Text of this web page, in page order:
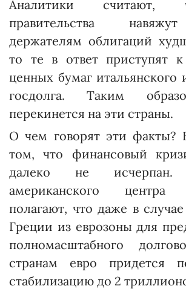
Аналитики считают,
правительства
держателям облигаций
то те в ответ прис­тупят к
ценных бумаг итальянского
госдолга. Таким
перекинется на эти страны.
О чем говорят эти факты?
том, что финансовый
далеко не исчерпан.
американского центра
полагают, что даже в
Греции из еврозоны для
полномасштабного
странам евро придется
стабилизацию до 2